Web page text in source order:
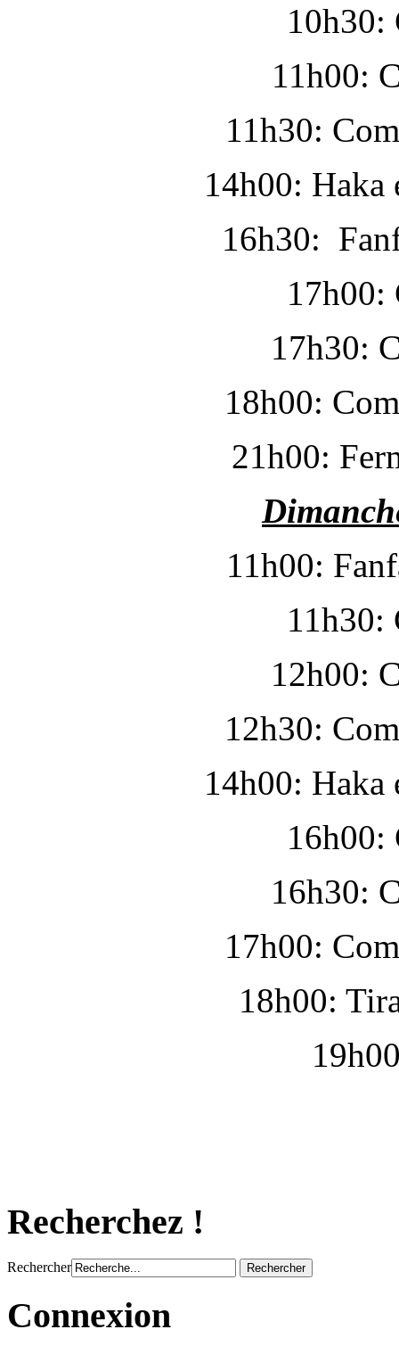
10h30:
11h00:
11h30:
14h00: Haka
16h30:
17h00:
17h30:
18h00:
21h00:
11h00:
11h30:
12h00:
12h30:
14h00: Haka
16h00:
16h30:
17h00:
18h00:
Recherchez !
Rechercher
Connexion